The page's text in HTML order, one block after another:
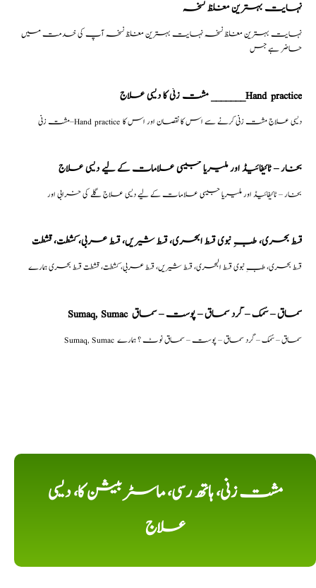
نہایت بہترین مغلظ نسخہ
نہایت بہترین مغلظ نسخہ نہایت بہترین مغلظ نسخہ آپ کی خدمت میں
حاضر ہے جس
مشت زنی کا دیسی علاج _______Hand practice
مشت زنی–Hand practice دیسی علاج مشت زنی کرنے سے اس کا نقصان اور اس کا
بخار – ٹائیفائیڈ اور ملیریا جیسی علامات کے لیے دیسی علاج
بخار – ٹائیفائیڈ اور ملیریا جیسی علامات کے لیے دیسی علاج گلے کی خرابی اور
قسط بحری، طبِ نبوی قسط البحری، قسط شیریں، قسط عربی، كشطت، قشطت
قسط بحری، طبِ نبوی قسط البحری، قسط شیریں، قسط عربی، كشطت، قشطت قسط بحری ہمارے
Sumaq, Sumac سماق – سُمک – گرد سماق – پوست – سماق
Sumaq, Sumac سماق – سُمک – گرد سماق – پوست – سماق نوٹ ؟ ہمارے
مشت زنی، ہاتھ رسی، ماسٹر بیشن کا، دیسی
علاج